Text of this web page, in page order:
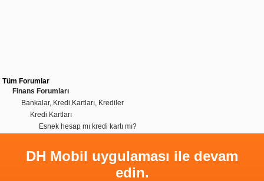
Tüm Forumlar
Finans Forumları
Bankalar, Kredi Kartları, Krediler
Kredi Kartları
Esnek hesap mı kredi kartı mı?
DH Mobil uygulaması ile devam
edin.